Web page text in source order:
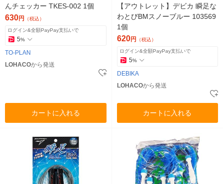
んチェッカー TKES-002 1個
630円 （税込）
ログイン&全額PayPay支払いで
5%
TO-PLAN
LOHACOから発送
カートに入れる
【アウトレット】デビカ 瞬足な
わとびBMスノーブルー 103569
1個
620円 （税込）
ログイン&全額PayPay支払いで
5%
DEBIKA
LOHACOから発送
カートに入れる